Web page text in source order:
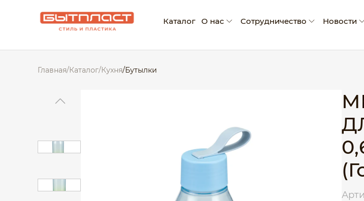
Каталог О нас
О компании
Сотрудничество
Условия сотрудничества
Экскурсия на производство
Новости
Новости
Главная/Каталог/Кухня/Бутылки